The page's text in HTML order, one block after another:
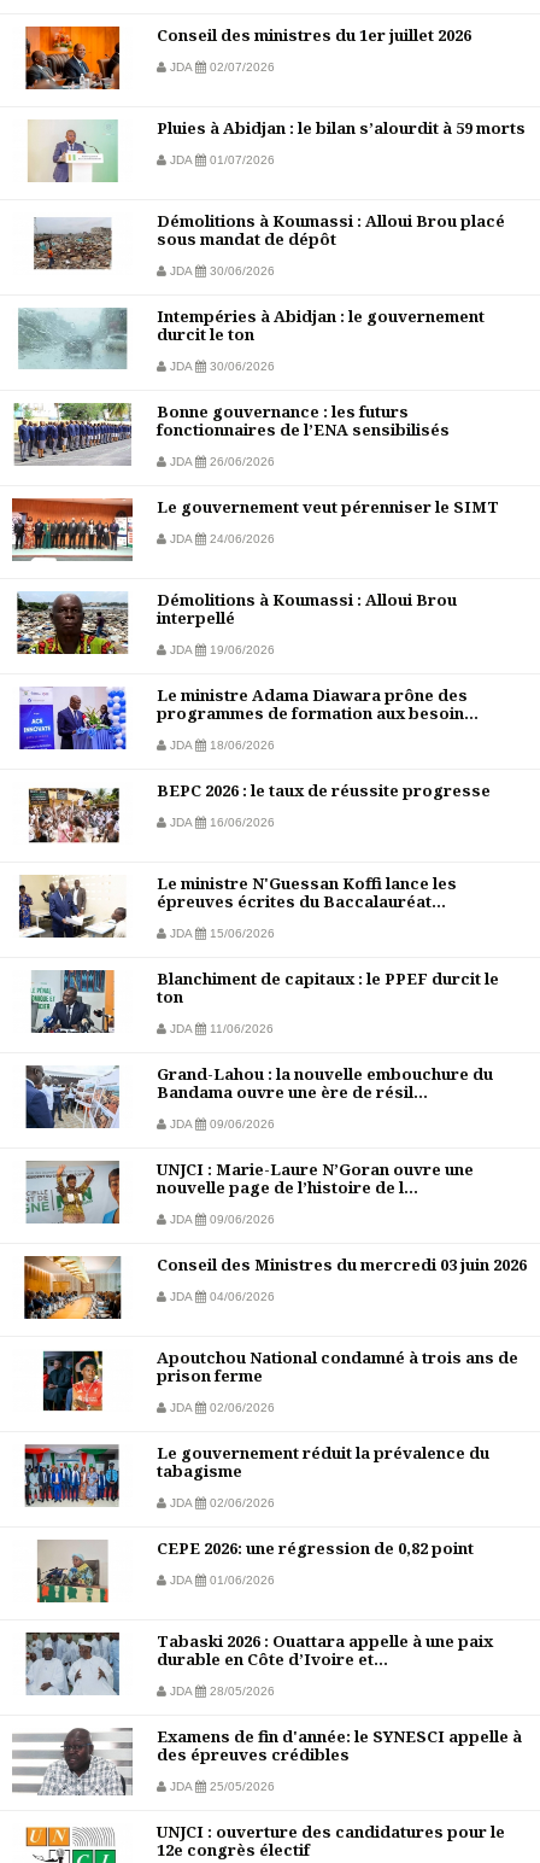
Conseil des ministres du 1er juillet 2026
JDA 02/07/2026
Pluies à Abidjan : le bilan s’alourdit à 59 morts
JDA 01/07/2026
Démolitions à Koumassi : Alloui Brou placé
sous mandat de dépôt
JDA 30/06/2026
Intempéries à Abidjan : le gouvernement
durcit le ton
JDA 30/06/2026
Bonne gouvernance : les futurs
fonctionnaires de l’ENA sensibilisés
JDA 26/06/2026
Le gouvernement veut pérenniser le SIMT
JDA 24/06/2026
Démolitions à Koumassi : Alloui Brou
interpellé
JDA 19/06/2026
Le ministre Adama Diawara prône des
programmes de formation aux besoin...
JDA 18/06/2026
BEPC 2026 : le taux de réussite progresse
JDA 16/06/2026
Le ministre N'Guessan Koffi lance les
épreuves écrites du Baccalauréat...
JDA 15/06/2026
Blanchiment de capitaux : le PPEF durcit le
ton
JDA 11/06/2026
Grand-Lahou : la nouvelle embouchure du
Bandama ouvre une ère de résil...
JDA 09/06/2026
UNJCI : Marie-Laure N’Goran ouvre une
nouvelle page de l’histoire de l...
JDA 09/06/2026
Conseil des Ministres du mercredi 03 juin 2026
JDA 04/06/2026
Apoutchou National condamné à trois ans de
prison ferme
JDA 02/06/2026
Le gouvernement réduit la prévalence du
tabagisme
JDA 02/06/2026
CEPE 2026: une régression de 0,82 point
JDA 01/06/2026
Tabaski 2026 : Ouattara appelle à une paix
durable en Côte d’Ivoire et...
JDA 28/05/2026
Examens de fin d'année: le SYNESCI appelle à
des épreuves crédibles
JDA 25/05/2026
UNJCI : ouverture des candidatures pour le
12e congrès électif